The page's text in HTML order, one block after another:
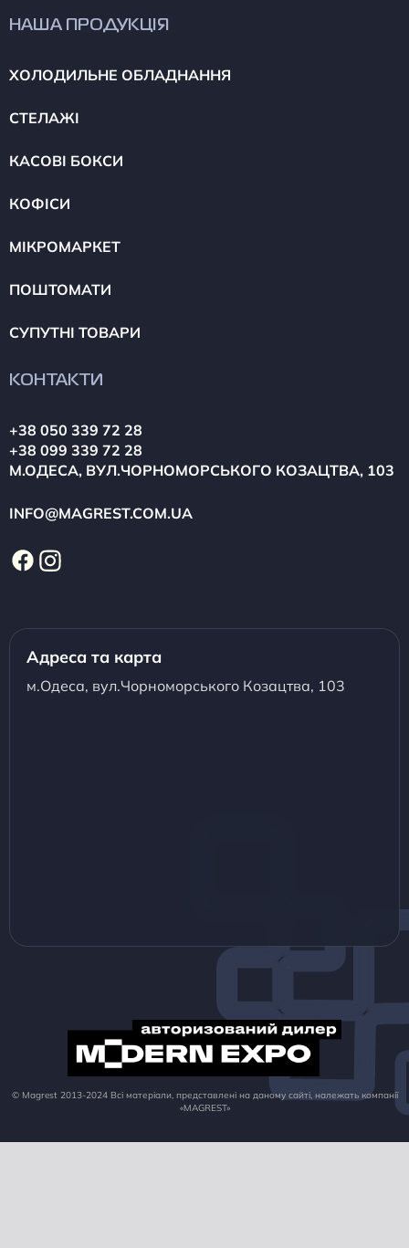
НАША ПРОДУКЦІЯ
ХОЛОДИЛЬНЕ ОБЛАДНАННЯ
СТЕЛАЖІ
КАСОВІ БОКСИ
КОФІСИ
МІКРОМАРКЕТ
ПОШТОМАТИ
СУПУТНІ ТОВАРИ
КОНТАКТИ
+38 050 339 72 28
+38 099 339 72 28
М.ОДЕСА, ВУЛ.ЧОРНОМОРСЬКОГО КОЗАЦТВА, 103
INFO@MAGREST.COM.UA
Адреса та карта
м.Одеса, вул.Чорноморського Козацтва, 103
© Magrest 2013-2024 Всі матеріали, представлені на даному сайті, належать компанії
«MAGREST»